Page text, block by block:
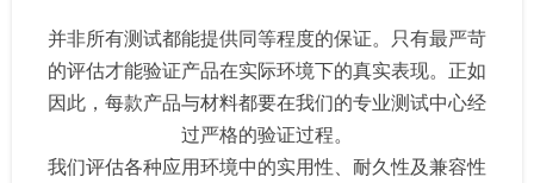
并非所有测试都能提供同等程度的保证。只有最严苛
的评估才能验证产品在实际环境下的真实表现。正如
因此，每款产品与材料都要在我们的专业测试中心经
过严格的验证过程。
我们评估各种应用环境中的实用性、耐久性及兼容性